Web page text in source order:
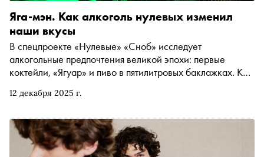
12 декабря 2025 г.
Яга-мэн. Как алкоголь нулевых изменил
наши вкусы
В спецпроекте «Нулевые» «Сноб» исследует
алкогольные предпочтения великой эпохи: первые
коктейли, «Ягуар» и пиво в пятилитровых баклажках. Как
(как видно, навсегда)